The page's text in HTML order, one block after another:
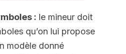
: le mineur doit
qu’on lui propose
modèle donné